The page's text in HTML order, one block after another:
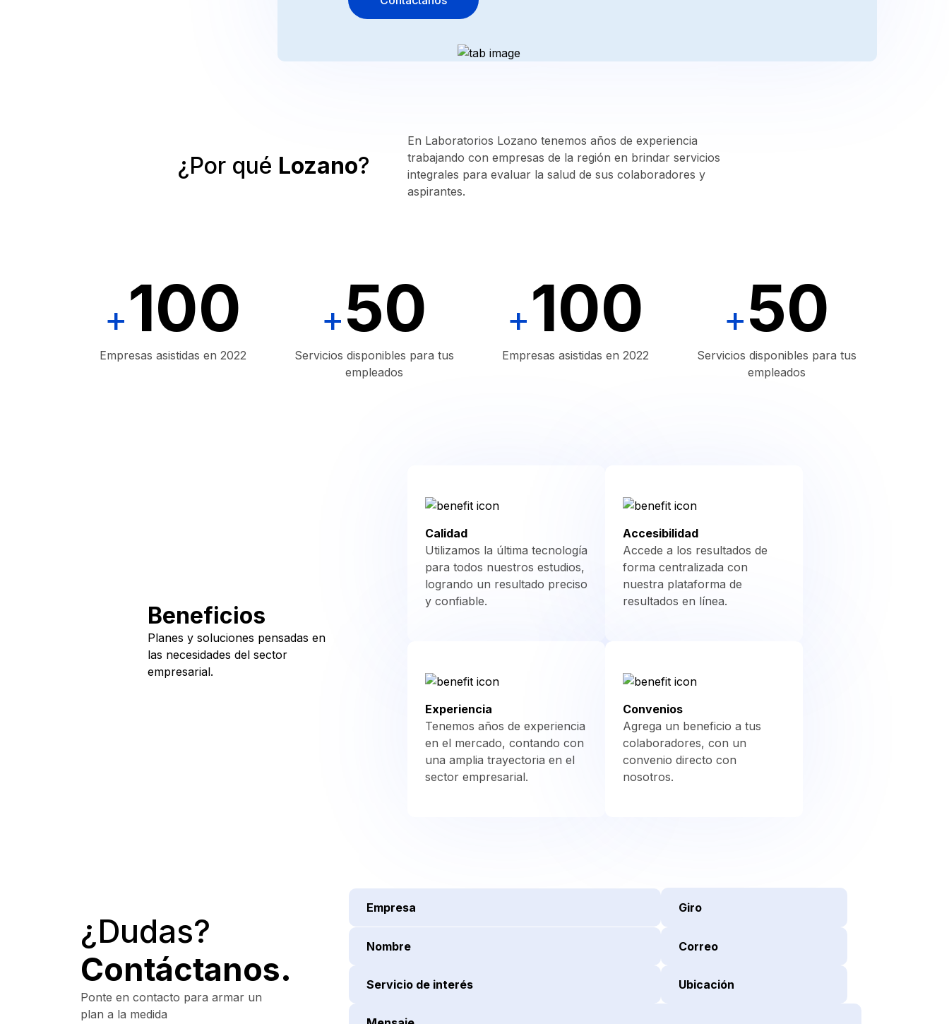
9
CA
15-
Función
Beta-
Gonadotropina
Coriónica
PSA
Función
Ovárica
Exudado
Embarazo
Beta-
Gonadotropina
Coriónica
Abrir en google maps
¿Por qué Lozano?
En Laboratorios Lozano tenemos años de experiencia
trabajando con empresas de la región en brindar servicios
integrales para evaluar la salud de sus colaboradores y
aspirantes.
+100
Empresas asistidas en 2022
+50
Servicios disponibles para tus
empleados
+100
Empresas asistidas en 2022
+50
Servicios disponibles para tus
empleados
Beneficios
Planes y soluciones pensadas en
las necesidades del sector
empresarial.
Calidad
Utilizamos la última tecnología
para todos nuestros estudios,
logrando un resultado preciso
y confiable.
Accesibilidad
Accede a los resultados de
forma centralizada con
nuestra plataforma de
resultados en línea.
Experiencia
Tenemos años de experiencia
en el mercado, contando con
una amplia trayectoria en el
sector empresarial.
Convenios
Agrega un beneficio a tus
colaboradores, con un
convenio directo con
nosotros.
¿Dudas?
Contáctanos.
Ponte en contacto para armar un
plan a la medida